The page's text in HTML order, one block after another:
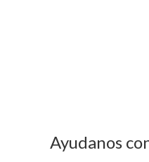
Ayudanos